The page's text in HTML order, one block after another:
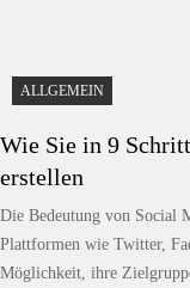
ALLGEMEIN
Wie Sie in 9
erstellen
Die Bedeutung von Social
Plattformen wie Twitter,
Möglichkeit, ihre